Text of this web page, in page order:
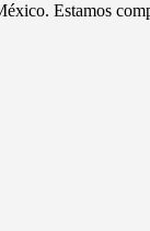
Estamos